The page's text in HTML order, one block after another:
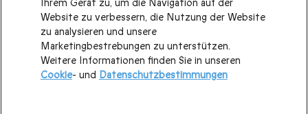
Geschenke für Großeltern|Geburtstagsgeschenk|
Geburtstagsgeschenke für Männer|
Geburtstagsgeschenke für Frauen|Geschenk für Familie
Ihrem Gerät zu, um die Navigation auf der
Website zu verbessern, die Nutzung der Website
zu analysieren und unsere
Marketingbestrebungen zu unterstützen.
Weitere Informationen finden Sie in unseren
Cookie- und Datenschutzbestimmungen